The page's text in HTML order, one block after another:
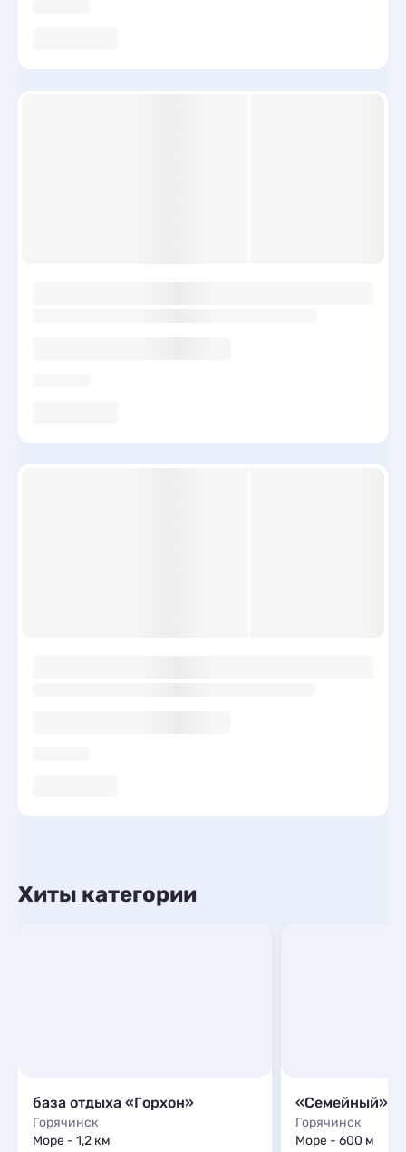
Хиты категории
база отдыха «Горхон»
Горячинск
Море - 1,2 км
«Семейный»
Горячинск
Море - 600 м